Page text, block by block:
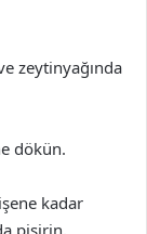
zeytinyağında
dökün.
kadar
pişirin.